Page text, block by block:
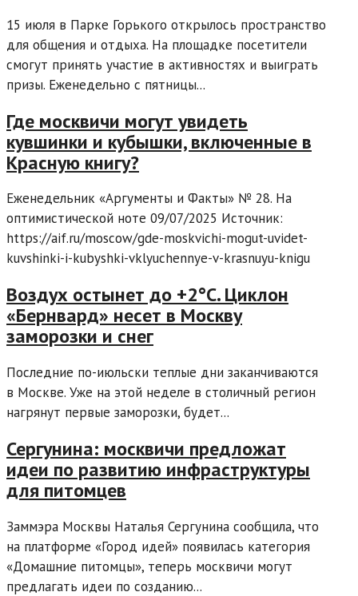
15 июля в Парке Горького открылось пространство
для общения и отдыха. На площадке посетители
смогут принять участие в активностях и выиграть
призы. Еженедельно с пятницы...
Где москвичи могут увидеть
кувшинки и кубышки, включенные в
Красную книгу?
Еженедельник «Аргументы и Факты» № 28. На
оптимистической ноте 09/07/2025 Источник:
https://aif.ru/moscow/gde-moskvichi-mogut-uvidet-
kuvshinki-i-kubyshki-vklyuchennye-v-krasnuyu-knigu
Воздух остынет до +2°C. Циклон
«Бернвард» несет в Москву
заморозки и снег
Последние по-июльски теплые дни заканчиваются
в Москве. Уже на этой неделе в столичный регион
нагрянут первые заморозки, будет...
Сергунина: москвичи предложат
идеи по развитию инфраструктуры
для питомцев
Заммэра Москвы Наталья Сергунина сообщила, что
на платформе «Город идей» появилась категория
«Домашние питомцы», теперь москвичи могут
предлагать идеи по созданию...